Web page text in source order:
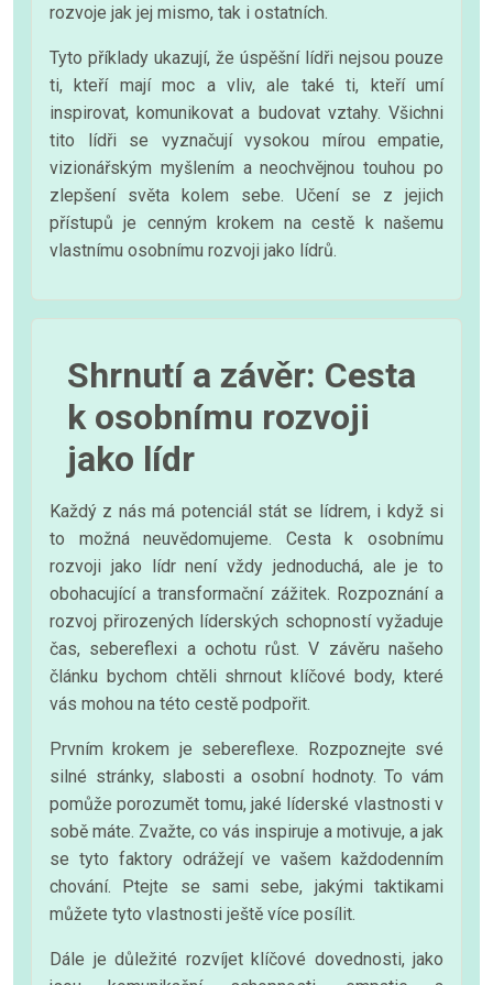
rozvoje jak jej mismo, tak i ostatních.
Tyto příklady ukazují, že úspěšní lídři nejsou pouze
ti, kteří mají moc a vliv, ale také ti, kteří umí
inspirovat, komunikovat a budovat vztahy. Všichni
tito lídři se vyznačují vysokou mírou empatie,
vizionářským myšlením a neochvějnou touhou po
zlepšení světa kolem sebe. Učení se z jejich
přístupů je cenným krokem na cestě k našemu
vlastnímu osobnímu rozvoji jako lídrů.
Shrnutí a závěr: Cesta
k osobnímu rozvoji
jako lídr
Každý z nás má potenciál stát se lídrem, i když si
to možná neuvědomujeme. Cesta k osobnímu
rozvoji jako lídr není vždy jednoduchá, ale je to
obohacující a transformační zážitek. Rozpoznání a
rozvoj přirozených líderských schopností vyžaduje
čas, sebereflexi a ochotu růst. V závěru našeho
článku bychom chtěli shrnout klíčové body, které
vás mohou na této cestě podpořit.
Prvním krokem je sebereflexe. Rozpoznejte své
silné stránky, slabosti a osobní hodnoty. To vám
pomůže porozumět tomu, jaké líderské vlastnosti v
sobě máte. Zvažte, co vás inspiruje a motivuje, a jak
se tyto faktory odrážejí ve vašem každodenním
chování. Ptejte se sami sebe, jakými taktikami
můžete tyto vlastnosti ještě více posílit.
Dále je důležité rozvíjet klíčové dovednosti, jako